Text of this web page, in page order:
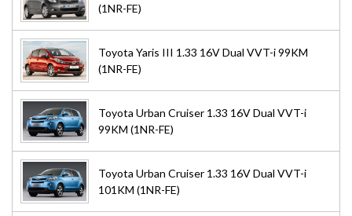
(1NR-FE)
Toyota Yaris III 1.33 16V Dual VVT-i 99KM
(1NR-FE)
Toyota Urban Cruiser 1.33 16V Dual VVT-i
99KM (1NR-FE)
Toyota Urban Cruiser 1.33 16V Dual VVT-i
101KM (1NR-FE)